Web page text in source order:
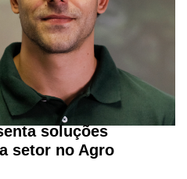
soluções
setor no Agro